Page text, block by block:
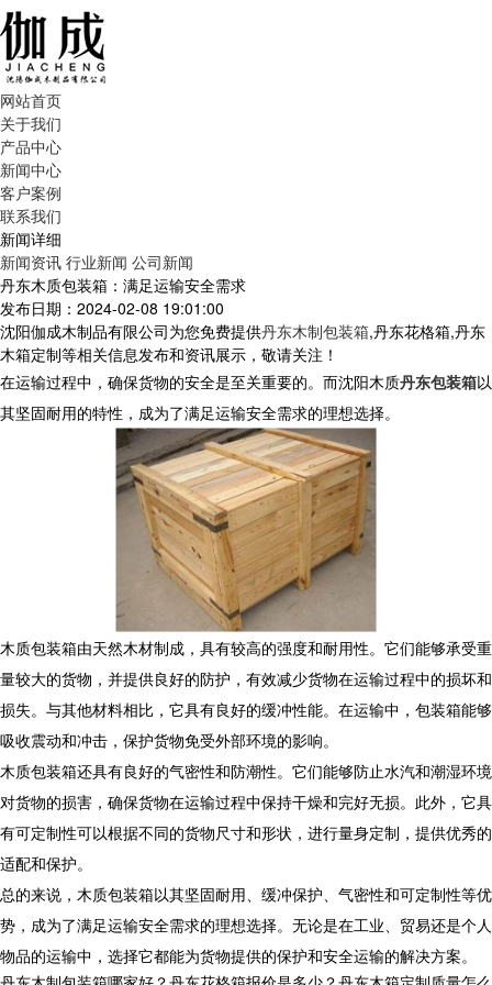
网站首页
关于我们
产品中心
新闻中心
客户案例
联系我们
新闻详细
新闻资讯 行业新闻 公司新闻
丹东木质包装箱：满足运输安全需求
发布日期：2024-02-08 19:01:00
沈阳伽成木制品有限公司为您免费提供丹东木制包装箱,丹东花格箱,丹东
木箱定制等相关信息发布和资讯展示，敬请关注！
在运输过程中，确保货物的安全是至关重要的。而沈阳木质丹东包装箱以
其坚固耐用的特性，成为了满足运输安全需求的理想选择。
木质包装箱由天然木材制成，具有较高的强度和耐用性。它们能够承受重
量较大的货物，并提供良好的防护，有效减少货物在运输过程中的损坏和
损失。与其他材料相比，它具有良好的缓冲性能。在运输中，包装箱能够
吸收震动和冲击，保护货物免受外部环境的影响。
木质包装箱还具有良好的气密性和防潮性。它们能够防止水汽和潮湿环境
对货物的损害，确保货物在运输过程中保持干燥和完好无损。此外，它具
有可定制性可以根据不同的货物尺寸和形状，进行量身定制，提供优秀的
适配和保护。
总的来说，木质包装箱以其坚固耐用、缓冲保护、气密性和可定制性等优
势，成为了满足运输安全需求的理想选择。无论是在工业、贸易还是个人
物品的运输中，选择它都能为货物提供的保护和安全运输的解决方案。